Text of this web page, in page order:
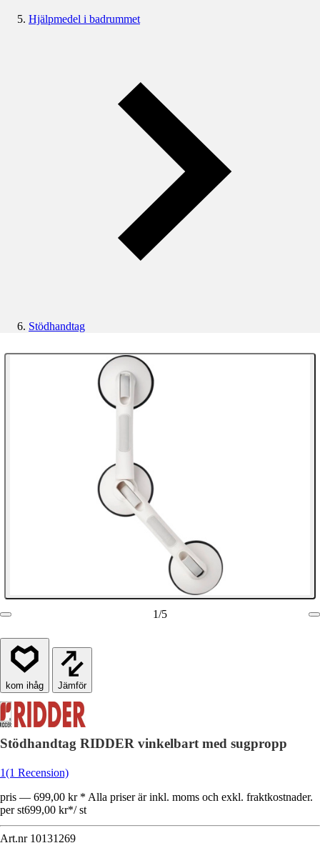
Hjälpmedel i badrummet
Stödhandtag
1/5
Jämför
Stödhandtag RIDDER vinkelbart med sugpropp
1(1 Recension)
pris — 699,00 kr * Alla priser är inkl. moms och exkl. fraktkostnader.
per st699,00 kr*/ st
Art.nr 10131269